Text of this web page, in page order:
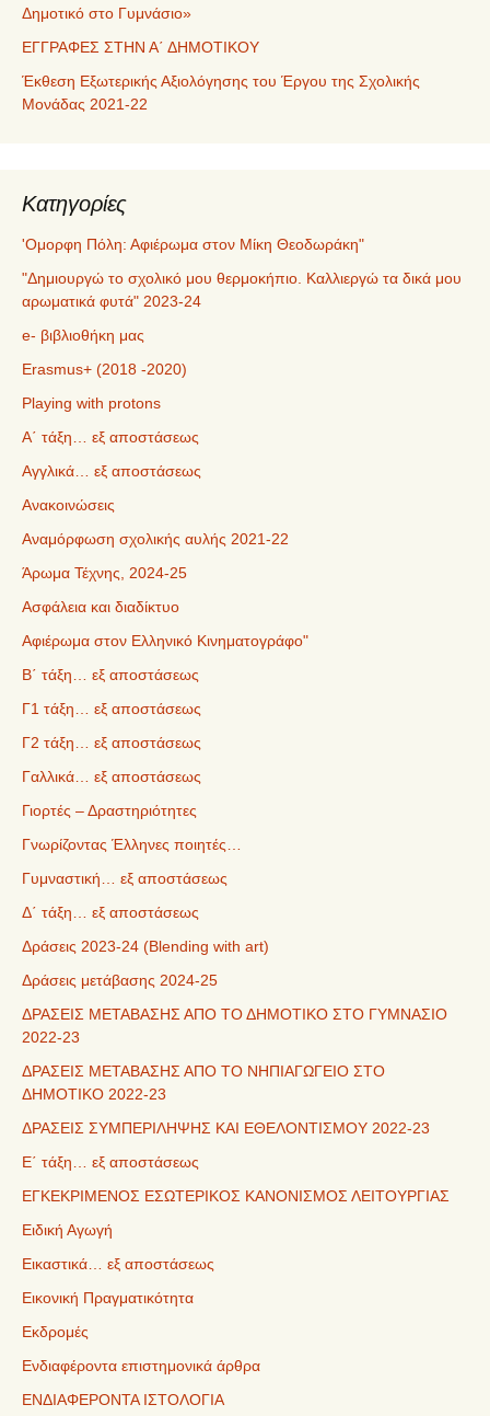
Δημοτικό στο Γυμνάσιο»
ΕΓΓΡΑΦΕΣ ΣΤΗΝ Α΄ ΔΗΜΟΤΙΚΟΥ
Έκθεση Εξωτερικής Αξιολόγησης του Έργου της Σχολικής
Μονάδας 2021-22
Kατηγορίες
'Ομορφη Πόλη: Αφιέρωμα στον Μίκη Θεοδωράκη"
"Δημιουργώ το σχολικό μου θερμοκήπιο. Καλλιεργώ τα δικά μου
αρωματικά φυτά" 2023-24
e- βιβλιοθήκη μας
Erasmus+ (2018 -2020)
Playing with protons
Α΄ τάξη… εξ αποστάσεως
Αγγλικά… εξ αποστάσεως
Ανακοινώσεις
Αναμόρφωση σχολικής αυλής 2021-22
Άρωμα Τέχνης, 2024-25
Ασφάλεια και διαδίκτυο
Αφιέρωμα στον Ελληνικό Κινηματογράφο"
Β΄ τάξη… εξ αποστάσεως
Γ1 τάξη… εξ αποστάσεως
Γ2 τάξη… εξ αποστάσεως
Γαλλικά… εξ αποστάσεως
Γιορτές – Δραστηριότητες
Γνωρίζοντας Έλληνες ποιητές…
Γυμναστική… εξ αποστάσεως
Δ΄ τάξη… εξ αποστάσεως
Δράσεις 2023-24 (Blending with art)
Δράσεις μετάβασης 2024-25
ΔΡΑΣΕΙΣ ΜΕΤΑΒΑΣΗΣ ΑΠΟ ΤΟ ΔΗΜΟΤΙΚΟ ΣΤΟ ΓΥΜΝΑΣΙΟ
2022-23
ΔΡΑΣΕΙΣ ΜΕΤΑΒΑΣΗΣ ΑΠΟ ΤΟ ΝΗΠΙΑΓΩΓΕΙΟ ΣΤΟ
ΔΗΜΟΤΙΚΟ 2022-23
ΔΡΑΣΕΙΣ ΣΥΜΠΕΡΙΛΗΨΗΣ ΚΑΙ ΕΘΕΛΟΝΤΙΣΜΟΥ 2022-23
Ε΄ τάξη… εξ αποστάσεως
ΕΓΚΕΚΡΙΜΕΝΟΣ ΕΣΩΤΕΡΙΚΟΣ ΚΑΝΟΝΙΣΜΟΣ ΛΕΙΤΟΥΡΓΙΑΣ
Ειδική Αγωγή
Εικαστικά… εξ αποστάσεως
Εικονική Πραγματικότητα
Εκδρομές
Ενδιαφέροντα επιστημονικά άρθρα
ΕΝΔΙΑΦΕΡΟΝΤΑ ΙΣΤΟΛΟΓΙΑ